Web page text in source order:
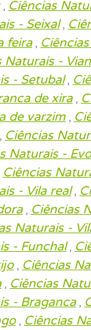
, Ciências
- Seixal,
feira,
Naturais -
- Setubal,
de xira,
de varzim ,
Ciências
Naturais -
Ciências
- Vila real,
, Ciências
Naturais -
- Funchal,
, Ciências
, Ciências
- Braganca,
, Ciências